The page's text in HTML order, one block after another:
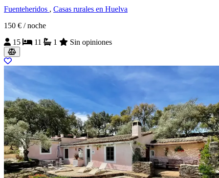
Fuenteheridos , Casas rurales en Huelva
150 € / noche
15
11 1 Sin opiniones